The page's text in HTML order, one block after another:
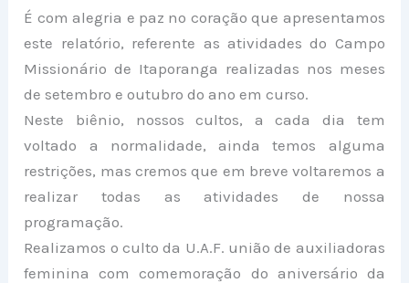
É com alegria e paz no coração que apresentamos
este relatório, referente as atividades do Campo
Missionário de Itaporanga realizadas nos meses
de setembro e outubro do ano em curso.
Neste biênio, nossos cultos, a cada dia tem
voltado a normalidade, ainda temos alguma
restrições, mas cremos que em breve voltaremos a
realizar todas as atividades de nossa
programação.
Realizamos o culto da U.A.F. união de auxiliadoras
feminina com comemoração do aniversário da